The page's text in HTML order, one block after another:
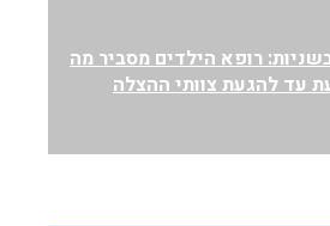
רופא הילדים מסביר מה
עד להגעת צוותי ההצלה